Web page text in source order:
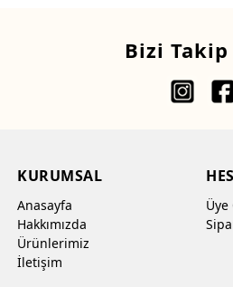
Bizi Takip
KURUMSAL
Anasayfa
Hakkımızda
Ürünlerimiz
İletişim
Üye